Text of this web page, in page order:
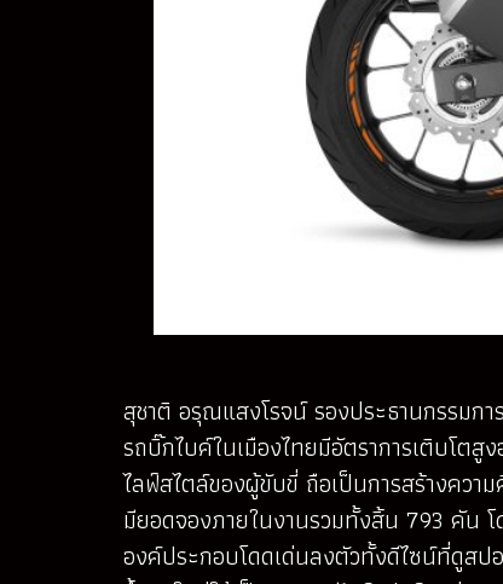
สุชาติ อรุณแสงโรจน์ รองประธานกรรมก
รถบิ๊กไบค์ในเมืองไทยมีอัตราการเติบโตสู
ไลฟ์สไตล์ของผู้ขับขี่ ถือเป็นการสร้างคว
มียอดจองภายในงานรวมทั้งสิ้น 793 คัน
องค์ประกอบโดดเด่นลงตัวทั้งดีไซน์ที่ดูสป